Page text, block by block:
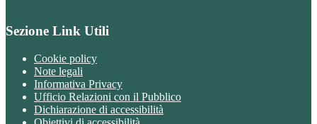
Sezione Link Utili
Cookie policy
Note legali
Informativa Privacy
Ufficio Relazioni con il Pubblico
Dichiarazione di accessibilità